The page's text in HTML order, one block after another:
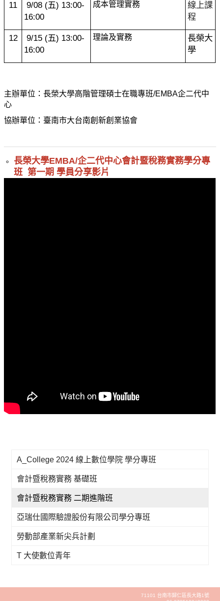
11 9/08 (五) 13:00-
16:00
成本管理實務
線上課
程
12 9/15 (五) 13:00-
16:00
理論及實務
長榮大
學
主辦單位：長榮大學高階管理碩士在職專班/EMBA企二代中
心
協辦單位：臺南市大台南創新創業協會
長榮大學EMBA/企二代中心會計暨稅務實務學分專
班 第一期 學員分享影片
A_College 2024 線上數位學院 學分專班
會計暨稅務實務 基礎班
會計暨稅務實務 二期進階班
亞瑞仕國際驗證股份有限公司學分專班
勞動部產業新尖兵計劃
T 大使數位青年
71101 台南市歸仁區長大路1號